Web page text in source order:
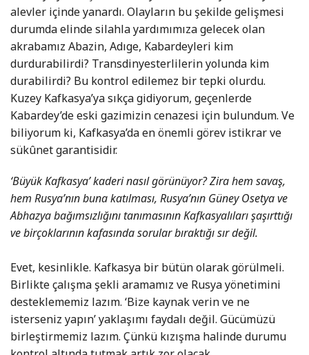
alevler içinde yanardı. Olayların bu şekilde gelişmesi
durumda elinde silahla yardımımıza gelecek olan
akrabamız Abazin, Adıge, Kabardeyleri kim
durdurabilirdi? Transdinyesterlilerin yolunda kim
durabilirdi? Bu kontrol edilemez bir tepki olurdu.
Kuzey Kafkasya’ya sıkça gidiyorum, geçenlerde
Kabardey’de eski gazimizin cenazesi için bulundum. Ve
biliyorum ki, Kafkasya’da en önemli görev istikrar ve
sükûnet garantisidir.
‘Büyük Kafkasya’ kaderi nasıl görünüyor? Zira hem savaş,
hem Rusya’nın buna katılması, Rusya’nın Güney Osetya ve
Abhazya bağımsızlığını tanımasının Kafkasyalıları şaşırttığı
ve birçoklarının kafasında sorular bıraktığı sır değil.
Evet, kesinlikle. Kafkasya bir bütün olarak görülmeli.
Birlikte çalışma şekli aramamız ve Rusya yönetimini
desteklememiz lazım. ‘Bize kaynak verin ve ne
isterseniz yapın’ yaklaşımı faydalı değil. Gücümüzü
birleştirmemiz lazım. Çünkü kızışma halinde durumu